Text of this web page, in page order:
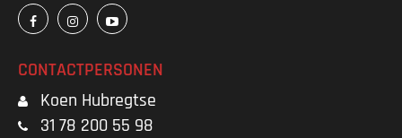
CONTACTPERSONEN
Koen Hubregtse
31 78 200 55 98